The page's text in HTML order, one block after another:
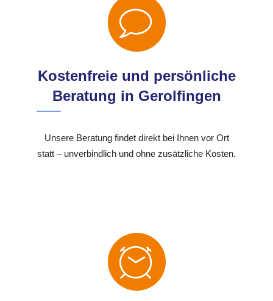
Kostenfreie und persönliche
Beratung in Gerolfingen
Unsere Beratung findet direkt bei Ihnen vor Ort
statt – unverbindlich und ohne zusätzliche Kosten.